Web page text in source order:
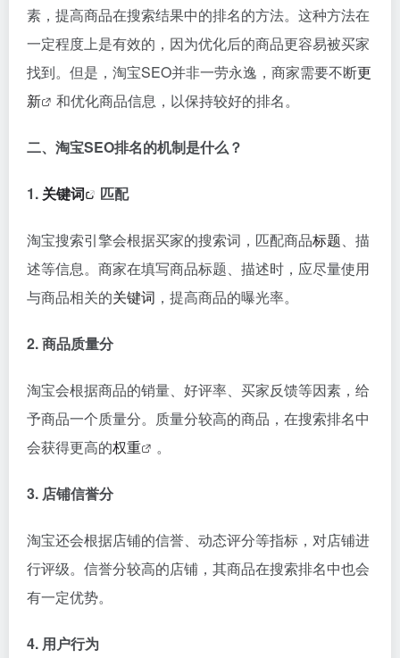
素，提高商品在搜索结果中的排名的方法。这种方法在
一定程度上是有效的，因为优化后的商品更容易被买家
找到。但是，淘宝SEO并非一劳永逸，商家需要不断更
新
和优化商品信息，以保持较好的排名。
二、淘宝SEO排名的机制是什么？
1. 关键词 匹配
淘宝搜索引擎会根据买家的搜索词，匹配商品标题、描
述等信息。商家在填写商品标题、描述时，应尽量使用
与商品相关的关键词 ，提高商品的曝光率。
2. 商品质量分
淘宝会根据商品的销量、好评率、买家反馈等因素，给
予商品一个质量分。质量分较高的商品，在搜索排名中
会获得更高的权重 。
3. 店铺信誉分
淘宝还会根据店铺的信誉、动态评分等指标，对店铺进
行评级。信誉分较高的店铺，其商品在搜索排名中也会
有一定优势。
4. 用户行为